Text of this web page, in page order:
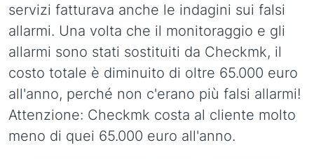
servizi fatturava anche le indagini sui falsi
allarmi. Una volta che il monitoraggio e gli
allarmi sono stati sostituiti da Checkmk, il
costo totale è diminuito di oltre 65.000 euro
all'anno, perché non c'erano più falsi allarmi!
Attenzione: Checkmk costa al cliente molto
meno di quei 65.000 euro all'anno.